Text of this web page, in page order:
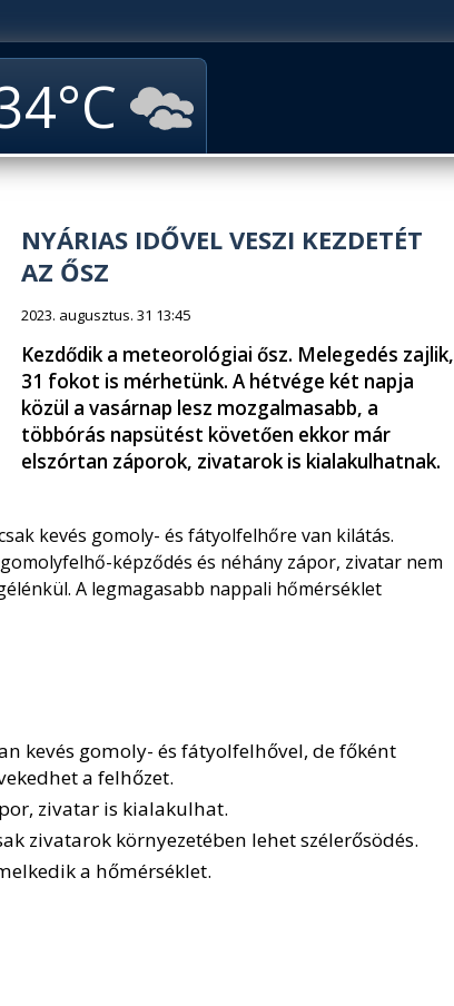
NYÁRIAS IDŐVEL VESZI KEZDETÉT
AZ ŐSZ
2023. augusztus. 31 13:45
Kezdődik a meteorológiai ősz. Melegedés zajlik,
31 fokot is mérhetünk. A hétvége két napja
közül a vasárnap lesz mozgalmasabb, a
többórás napsütést követően ekkor már
elszórtan záporok, zivatarok is kialakulhatnak.
kevés gomoly- és fátyolfelhőre van kilátás.
képződés és néhány zápor, zivatar nem
A legmagasabb nappali hőmérséklet
kevés gomoly- és fátyolfelhővel, de főként
a felhőzet.
zivatar is kialakulhat.
zivatarok környezetében lehet szélerősödés.
a hőmérséklet.